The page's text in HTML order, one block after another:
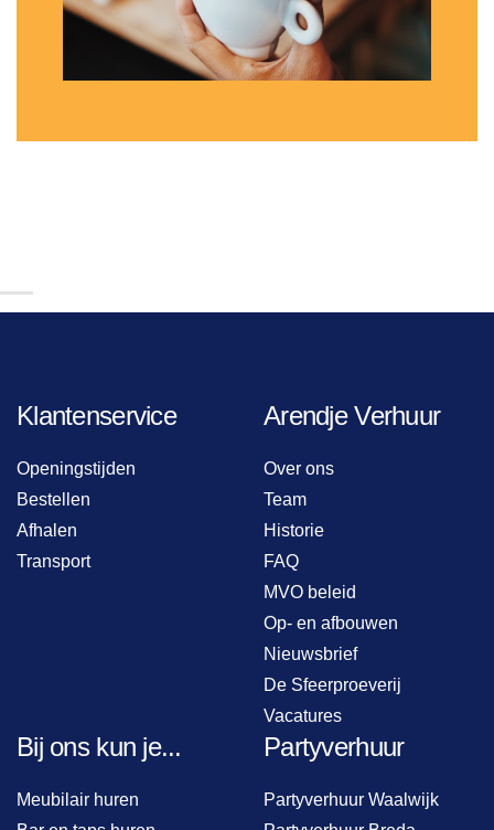
Klantenservice
Openingstijden
Bestellen
Afhalen
Transport
Arendje Verhuur
Over ons
Team
Historie
FAQ
MVO beleid
Op- en afbouwen
Nieuwsbrief
De Sfeerproeverij
Vacatures
Bij ons kun je...
Meubilair huren
Partyverhuur
Partyverhuur Waalwijk